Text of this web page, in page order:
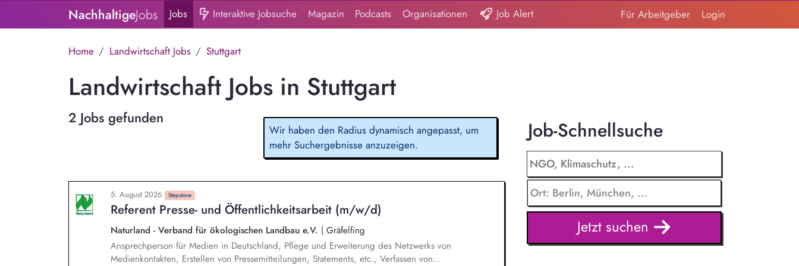
NachhaltigeJobs Jobs Interaktive Jobsuche Magazin Podcasts Organisationen Job Alert Für Arbeitgeber Login
Home Landwirtschaft Jobs Stuttgart
Landwirtschaft Jobs in Stuttgart
2 Jobs gefunden
Wir haben den Radius dynamisch angepasst, um
mehr Suchergebnisse anzuzeigen.
5. August 2026 Stepstone
Referent Presse- und Öffentlichkeitsarbeit (m/w/d)
Naturland - Verband für ökologischen Landbau e.V. | Gräfelfing
Ansprechperson für Medien in Deutschland, Pflege und Erweiterung des Netzwerks von
Medienkontakten, Erstellen von Pressemitteilungen, Statements, etc., Verfassen von
Job-Schnellsuche
Jetzt suchen